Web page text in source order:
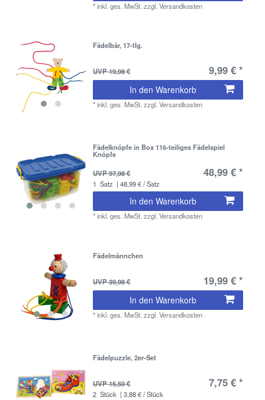
*inkl. ges. MwSt. zzgl.Versandkosten
Fädelbär, 17-tlg.
UVP 19,98 € 9,99 € *
In den Warenkorb
*inkl. ges. MwSt. zzgl.Versandkosten
Fädelknöpfe in Box 116-teiliges Fädelspiel
Knöpfe
UVP 97,98 €
48,99 € *
1 Satz | 48,99 € / Satz
In den Warenkorb
*inkl. ges. MwSt. zzgl.Versandkosten
Fädelmännchen
UVP 39,98 € 19,99 € *
In den Warenkorb
*inkl. ges. MwSt. zzgl.Versandkosten
Fädelpuzzle, 2er-Set
UVP 15,50 € 7,75 € *
2 Stück | 3,88 € / Stück